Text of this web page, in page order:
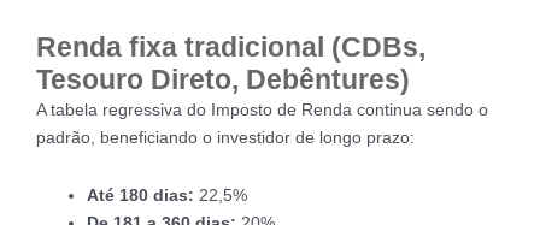
Renda fixa tradicional (CDBs,
Tesouro Direto, Debêntures)
A tabela regressiva do Imposto de Renda continua sendo o
padrão, beneficiando o investidor de longo prazo:
Até 180 dias: 22,5%